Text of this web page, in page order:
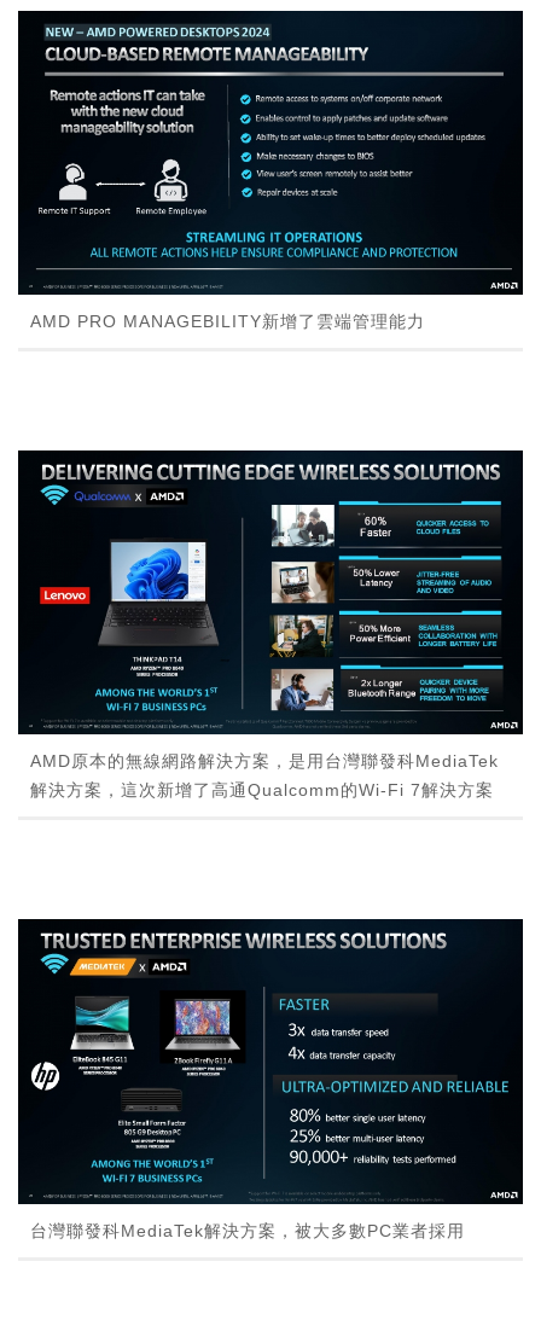
AMD PRO MANAGEBILITY新增了雲端管理能力
AMD原本的無線網路解決方案，是用台灣聯發科MediaTek
解決方案，這次新增了高通Qualcomm的Wi-Fi 7解決方案
台灣聯發科MediaTek解決方案，被大多數PC業者採用